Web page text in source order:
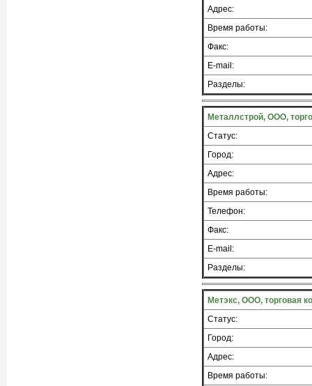
Адрес:
Время работы:
Факс:
E-mail:
Разделы:
Металлстрой, ООО,
Статус:
Город:
Адрес:
Время работы:
Телефон:
Факс:
E-mail:
Разделы:
Метэкс, ООО, торговая
Статус:
Город:
Адрес:
Время работы: